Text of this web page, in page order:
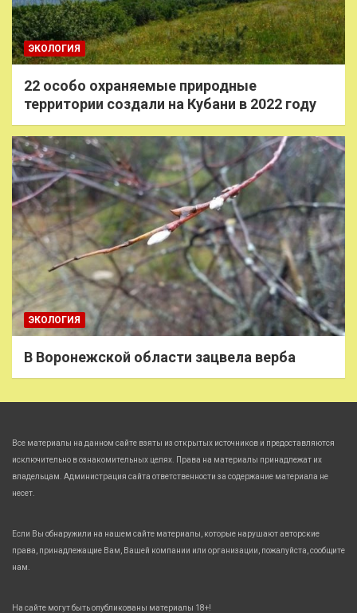
ЭКОЛОГИЯ
22 особо охраняемые природные
территории создали на Кубани в 2022 году
ЭКОЛОГИЯ
В Воронежской области зацвела верба
Все материалы на данном сайте взяты из открытых источников и предоставляются
исключительно в ознакомительных целях. Права на материалы принадлежат их
владельцам. Администрация сайта ответственности за содержание материала не
несет.
Если Вы обнаружили на нашем сайте материалы, которые нарушают авторские
права, принадлежащие Вам, Вашей компании или организации, пожалуйста, сообщите
нам.
На сайте могут быть опубликованы материалы 18+!